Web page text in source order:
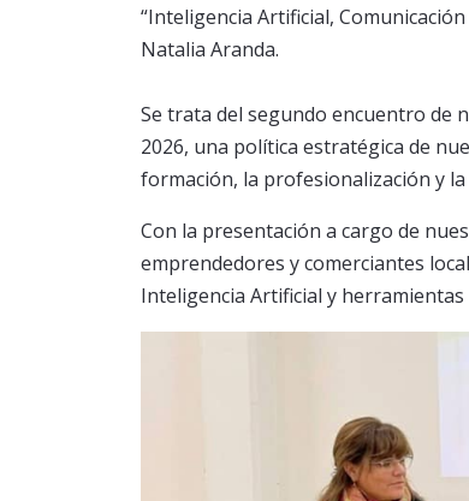
“Inteligencia Artificial,
Natalia Aranda.
Se trata del segundo encuentro de
2026, una política estratégica de
formación, la profesionalización y la
Con la presentación a cargo de
emprendedores y comerciantes
Inteligencia Artificial y